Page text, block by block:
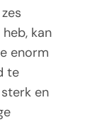
kan
enorm
te
en